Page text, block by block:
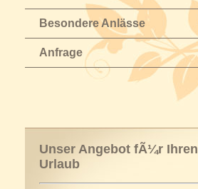
Besondere Anlässe
Anfrage
Unser Angebot fÃ¼r Ihren
Urlaub